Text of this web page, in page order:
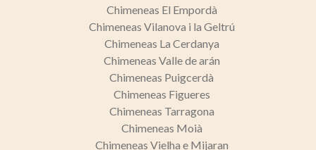
Chimeneas El Empordà
Chimeneas Vilanova i la Geltrú
Chimeneas La Cerdanya
Chimeneas Valle de arán
Chimeneas Puigcerdà
Chimeneas Figueres
Chimeneas Tarragona
Chimeneas Moià
Chimeneas Vielha e Mijaran